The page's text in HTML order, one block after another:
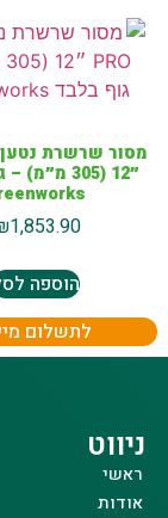
״12 (305
1,853.90
הוספה
לתשלום
ניווט
ראשי
אודות